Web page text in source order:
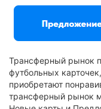
Трансферный рынок
футбольных
приобретают
трансферный рынок